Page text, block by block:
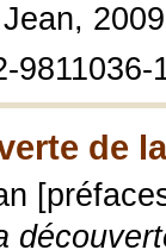
9811036-
de